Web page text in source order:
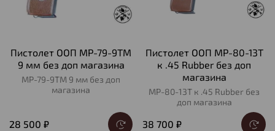
Пистолет ООП МР-79-9ТМ
9 мм без доп магазина
МР-79-9ТМ 9 мм без доп
магазина
28 500 ₽
Пистолет ООП МР-80-13Т
к .45 Rubber без доп
магазина
МР-80-13Т к .45 Rubber без
доп магазина
38 700 ₽